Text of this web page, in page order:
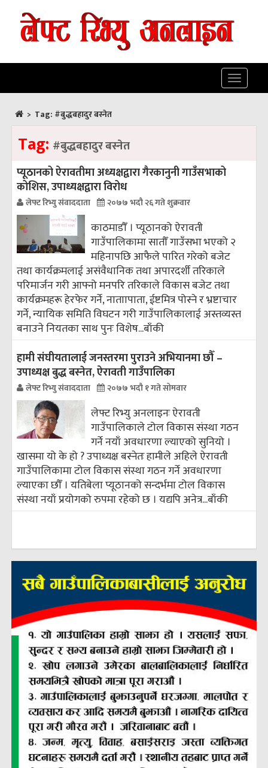
Toggle
> Tag: #बुद्धबहादुर बस्नेत
Tag: #बुद्धबहादुर बस्नेत
प्यूठानको ऐरावतीमा अध्यक्षद्वारा गैरकानुनी गाउँसभाको
कोशिस, उपाध्यक्षद्वारा विरोध
लेफ्ट रिभ्यु संवाददाता २०७७ भदौ २६ गते शुक्रवार
काठमाडौँ । प्यूठानको ऐरावती
गाउँपालिकामा सातौँ गाउँसभा भएको २
महिनापछि आफैले पारित गरेको बजेट
तथा कार्यक्रमलाई असंवैधानिक तथा अपारदर्शी तरिकाले
परिमार्जन गरी आफ्नो मनपरि तरिकाले विकास बजेट तथा
कार्यक्रमहरू हेरफेर गर्ने, नाताापाता, ईष्टमित्र पोस्ने र भ्रष्टाचार
गर्ने, न्यायिक समिति विघटन गरी गाउँपालिकालाई अस्तव्यस्त
बनाउने नियतका साथ पुनः विशेष...बाँकी
हामी संघीयतालाई जनस्तरमा पुराउने अभियानमा छौँ –
उपाध्यक्ष बुद्ध बस्नेत, ऐरावती गाउँपालिका
लेफ्ट रिभ्यु संवाददाता २०७७ भदौ १ गते सोमवार
लेफ्ट रिभ्यु अनलाइनः ऐरावती
गाउँपालिकाले टोल विकास संस्था गठन
गर्ने नयाँ अवधारणा ल्याएको सुनियो ।
खासमा यो के हो ? उपाध्यक्ष बस्नेतः हामीले अहिले ऐरावती
गाउँपालिकामा टोल विकास संस्था गठन गर्ने अवधारणा
ल्याएका छौँ । यतिबेला प्यूठानको सन्दर्भमा टोल विकास
संस्था नयाँ प्रयोगको रुपमा रहेको छ । यद्यपि अनेत्र...बाँकी